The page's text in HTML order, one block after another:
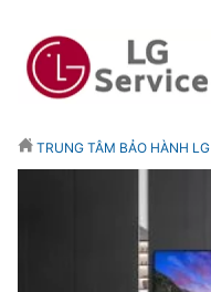
TRUNG TÂM BẢO HÀNH LG